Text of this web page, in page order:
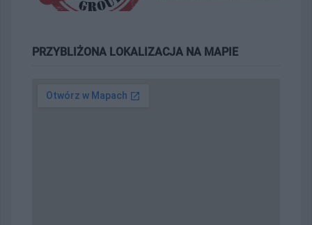
PRZYBLIŻONA LOKALIZACJA NA MAPIE